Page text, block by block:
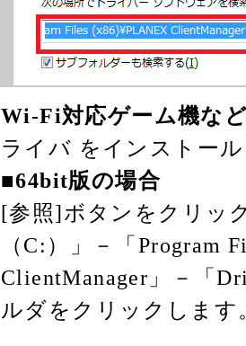
Wi-Fi対応ゲーム機な
ライバ をインストー
■64bit版の場合
[参照]ボタンをクリッ
（C:）」－「Program
ClientManager」－「
ルダをクリックします